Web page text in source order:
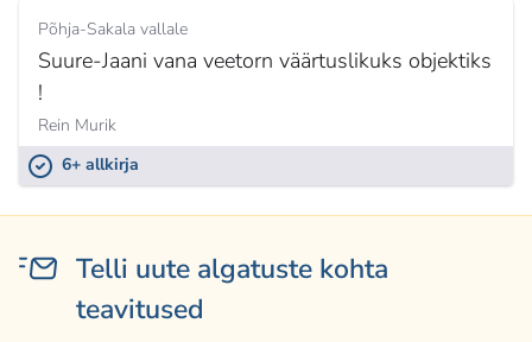
Põhja-Sakala vallale
Suure-Jaani vana veetorn väärtuslikuks objektiks
!
Rein Murik
6+ allkirja
Telli uute algatuste kohta
teavitused